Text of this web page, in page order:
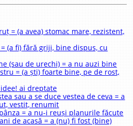
= (a avea) stomac mare, rezistent,
(a fi) fără griji, bine dispus, cu
(sau de urechi) = a nu auzi bine
= (a ști) foarte bine, pe de rost,
ai dreptate
sau a se duce vestea de ceva = a
vestit, renumit
= a nu-i reuși planurile făcute
de acasă = a (nu) fi fost (bine)